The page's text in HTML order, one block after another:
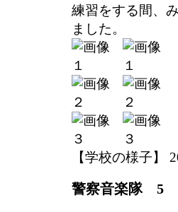
練習をする間、
ました。
【学校の様子】
警察音楽隊 5